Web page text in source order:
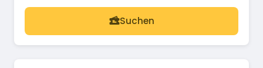
Suchen